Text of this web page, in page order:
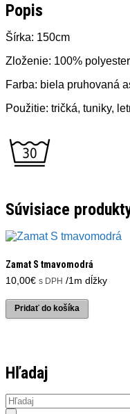
Popis
Šírka: 150cm
Zloženie: 100% polyester
Farba: biela pruhovaná
Použitie: tričká, tuniky,
Súvisiace
Zamat S tmavomodrá
10,00€ s DPH /1m dĺžky
Pridať do košíka
Hľadaj
Products